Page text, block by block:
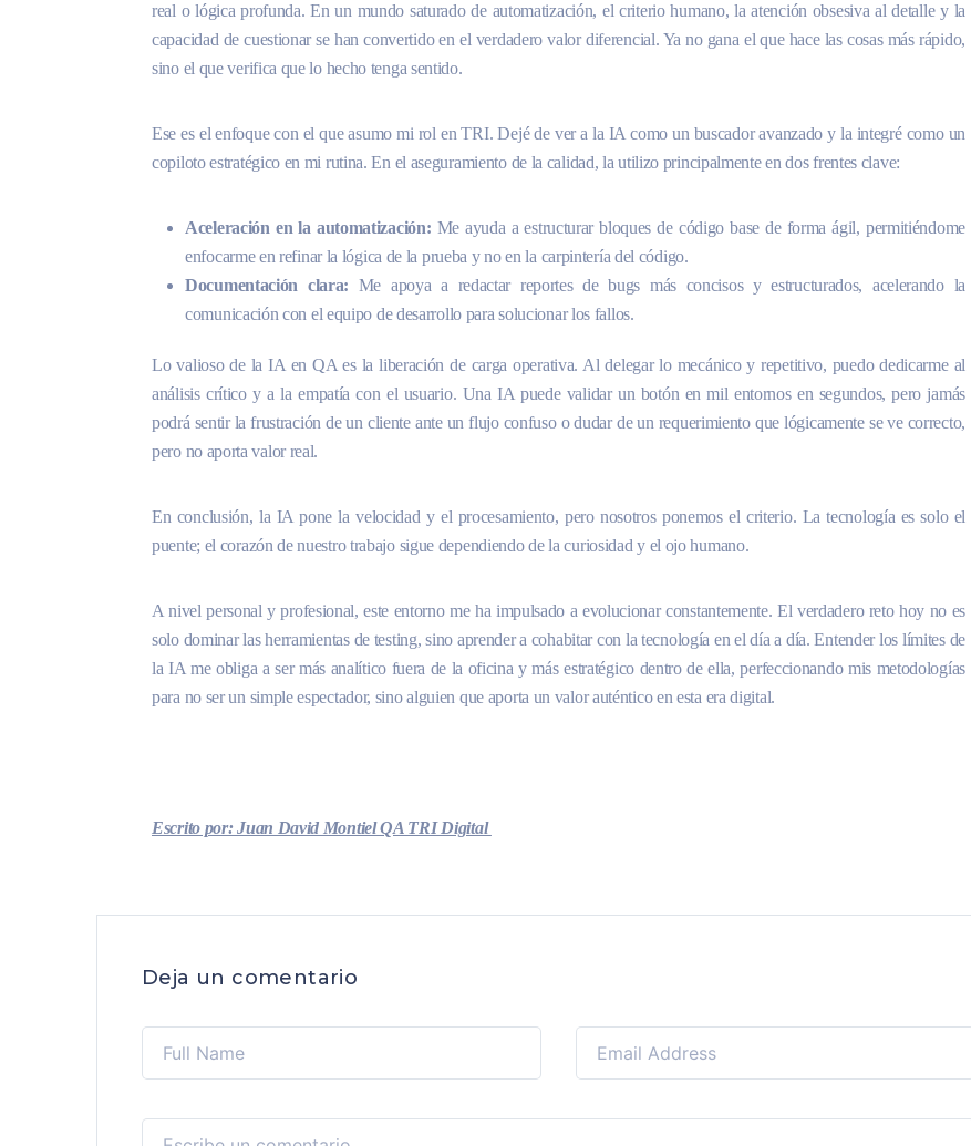
real o lógica profunda. En un mundo saturado de automatización, el criterio humano, la atención obsesiva al detalle y la
capacidad de cuestionar se han convertido en el verdadero valor diferencial. Ya no gana el que hace las cosas más rápido,
sino el que verifica que lo hecho tenga sentido.
Ese es el enfoque con el que asumo mi rol en TRI. Dejé de ver a la IA como un buscador avanzado y la integré como un
copiloto estratégico en mi rutina. En el aseguramiento de la calidad, la utilizo principalmente en dos frentes clave:
Aceleración en la automatización: Me ayuda a estructurar bloques de código base de forma ágil, permitiéndome
enfocarme en refinar la lógica de la prueba y no en la carpintería del código.
Documentación clara: Me apoya a redactar reportes de bugs más concisos y estructurados, acelerando la
comunicación con el equipo de desarrollo para solucionar los fallos.
Lo valioso de la IA en QA es la liberación de carga operativa. Al delegar lo mecánico y repetitivo, puedo dedicarme al
análisis crítico y a la empatía con el usuario. Una IA puede validar un botón en mil entornos en segundos, pero jamás
podrá sentir la frustración de un cliente ante un flujo confuso o dudar de un requerimiento que lógicamente se ve correcto,
pero no aporta valor real.
En conclusión, la IA pone la velocidad y el procesamiento, pero nosotros ponemos el criterio. La tecnología es solo el
puente; el corazón de nuestro trabajo sigue dependiendo de la curiosidad y el ojo humano.
A nivel personal y profesional, este entorno me ha impulsado a evolucionar constantemente. El verdadero reto hoy no es
solo dominar las herramientas de testing, sino aprender a cohabitar con la tecnología en el día a día. Entender los límites de
la IA me obliga a ser más analítico fuera de la oficina y más estratégico dentro de ella, perfeccionando mis metodologías
para no ser un simple espectador, sino alguien que aporta un valor auténtico en esta era digital.
Escrito por: Juan David Montiel QA TRI Digital
Deja un comentario